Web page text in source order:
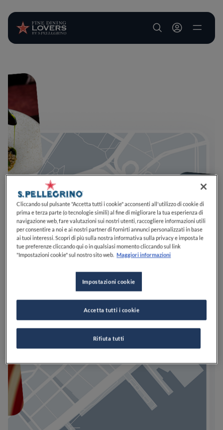
User account
Cliccando sul pulsante "Accetta tutti i cookie" acconsenti all'utilizzo di cookie di
prima e terza parte (o tecnologie simili) al fine di migliorare la tua esperienza di
navigazione web, fare valutazioni sui nostri utenti, raccogliere informazioni utili
per consentire a noi e ai nostri partner di fornirti annunci personalizzati in base
ai tuoi interessi. Scopri di più sulla nostra informativa sulla privacy e imposta le
tue preferenze cliccando qui o in qualsiasi momento cliccando sul link
"Impostazioni cookie" sul nostro sito web. Maggiori informazioni
Impostazioni cookie
Rifiuta tutti
Accetta tutti i cookie